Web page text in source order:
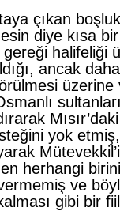
çıkan
diye kısa
gereği halifeliği
ancak
yok
herhangi
ve
gibi bir